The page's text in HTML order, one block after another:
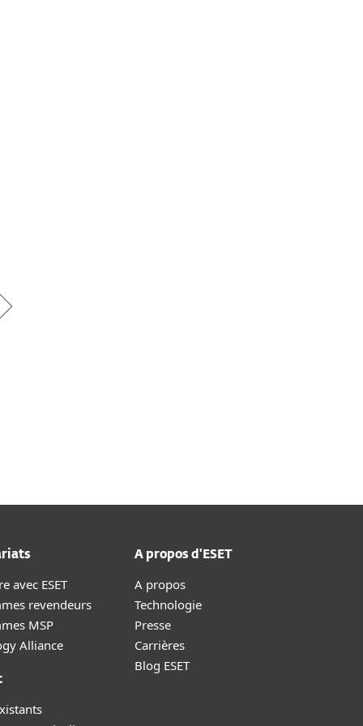
avec ESET
revendeurs
MSP
Alliance
A propos d'ESET
A propos
Technologie
Presse
Carrières
Blog ESET